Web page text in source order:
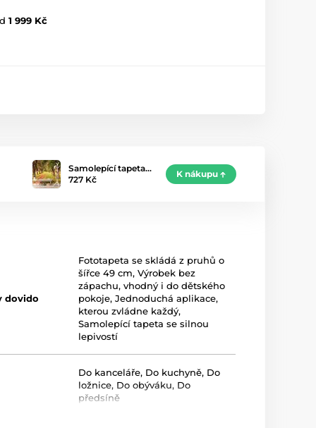
1 999 Kč
Samolepící tapeta…
727 Kč
K nákupu
dovido
Fototapeta se skládá z pruhů o
šířce 49 cm,Výrobek bez
zápachu, vhodný i do dětského
pokoje,Jednoduchá aplikace,
kterou zvládne každý,
Samolepící tapeta se silnou
lepivostí
Do kanceláře, Do kuchyně, Do
ložnice, Do obýváku, Do
předsíně